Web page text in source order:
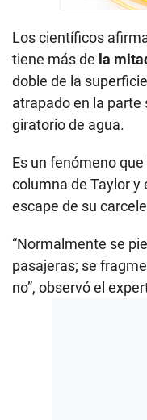
Los científicos
tiene más de la
doble de la
atrapado en la parte
giratorio de agua.
Es un fenómeno
columna de Taylor y
escape de su
“Normalmente se
pasajeras; se
no”, observó el